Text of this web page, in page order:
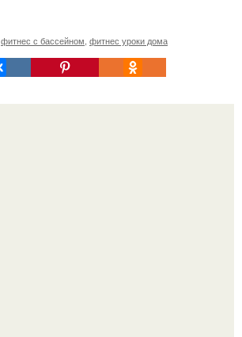
фитнес с бассейном фитнес уроки дома